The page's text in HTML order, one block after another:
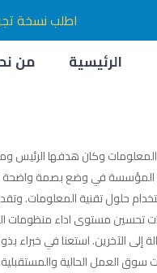
اطلب نسخة
الرئيسية من
وكان هدفها
المؤسسة في وضع بصمة
حلول تقنية المعلومات.
مستوى اداء منظومات العمل
الآخرين. استعنا في خبراء
سوق العمل الحالية والمستقبلية.